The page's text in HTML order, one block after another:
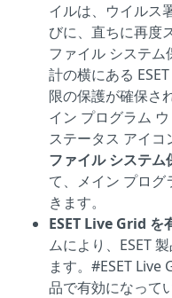
イルは、ウイルス
びに、直ちに再度
ファイル システ
計の横にある
限の保護が確保さ
イン プログラム
ステータス アイ
ファイル システム
て、メイン プロ
きます。
ESET Live Grid を
ムにより、ESET
ます。#ESET Live
品で有効になって